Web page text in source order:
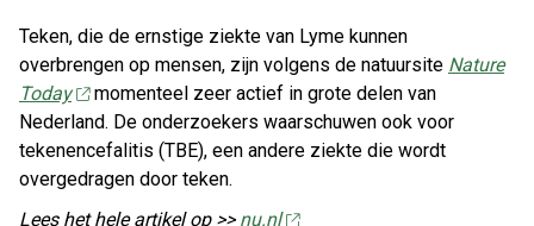
Teken, die de ernstige ziekte van Lyme kunnen
overbrengen op mensen, zijn volgens de natuursite Nature
Today
momenteel zeer actief in grote delen van
Nederland. De onderzoekers waarschuwen ook voor
tekenencefalitis (TBE), een andere ziekte die wordt
overgedragen door teken.
Lees het hele artikel op >> nu.nl